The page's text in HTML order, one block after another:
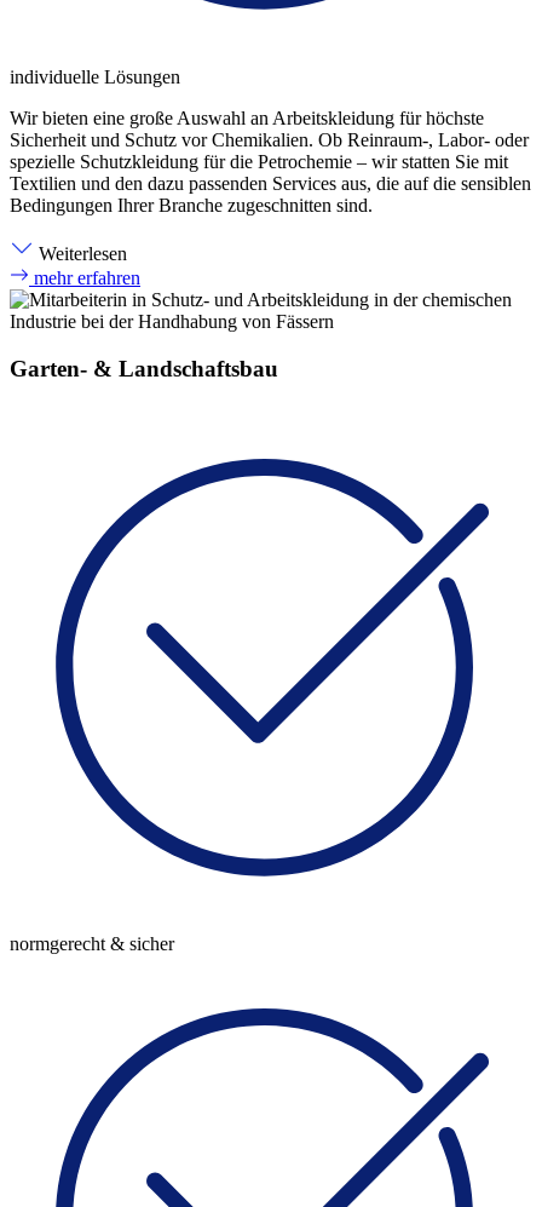
individuelle Lösungen
Wir bieten eine große Auswahl an Arbeitskleidung für höchste
Sicherheit und Schutz vor Chemikalien. Ob Reinraum-, Labor- oder
spezielle Schutzkleidung für die Petrochemie – wir statten Sie mit
Textilien und den dazu passenden Services aus, die auf die sensiblen
Bedingungen Ihrer Branche zugeschnitten sind.
Weiterlesen
mehr erfahren
Garten- & Landschaftsbau
normgerecht & sicher